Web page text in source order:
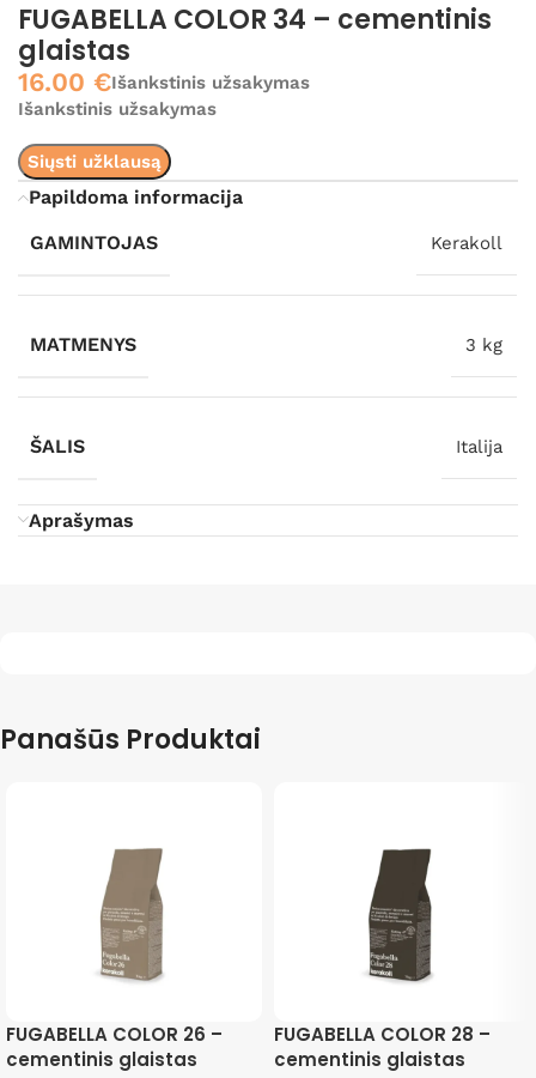
FUGABELLA COLOR 34 – cementinis
glaistas
16.00 €Išankstinis užsakymas
Išankstinis užsakymas
Siųsti užklausą
Papildoma informacija
GAMINTOJAS
Kerakoll
MATMENYS 3 kg
ŠALIS Italija
Aprašymas
Panašūs Produktai
FUGABELLA COLOR 26 –
cementinis glaistas
FUGABELLA COLOR 28 –
cementinis glaistas